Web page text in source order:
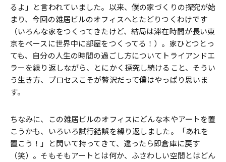
るよ」と言われていました。以来、僕の家づくりの探究が始
まり、今回の雑居ビルのオフィスへとたどりつくわけです
（いろんな家をつくってきたけど、結局は滞在時間が長い東
京をベースに世界中に部屋をつくってる！）。家ひとつとっ
ても、自分の人生の時間の過ごし方についてトライアンドエ
ラーを繰り返しながら、とにかく探究し続けること、そうい
う生き方、プロセスこそが贅沢だって僕はやっぱり思いま
す。
ちなみに、この雑居ビルのオフィスにどんな本やアートを置
こうかも、いろいろ試行錯誤を繰り返しました。「あれを
置こう！」と閃いて持ってきて、違ったら即倉庫に戻す
（笑）。そもそもアートとは何か、ふさわしい空間とはどん